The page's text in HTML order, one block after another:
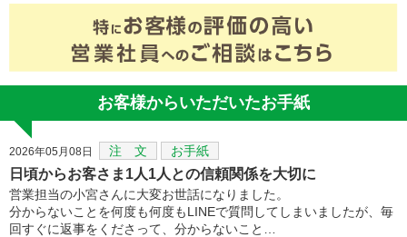
お客様からいただいたお手紙
2026年05月08日 注 文 お手紙
日頃からお客さま1人1人との信頼関係を大切に
営業担当の小宮さんに大変お世話になりました。
分からないことを何度も何度もLINEで質問してしまいましたが、毎
回すぐに返事をくださって、分からないこと…